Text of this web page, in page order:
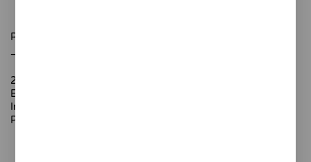
Rainy afternoons drawing
21 x 29,7 cm
Edició numerada - 10 còpies
Impressió Giclée
Paper texturat de 200 gr